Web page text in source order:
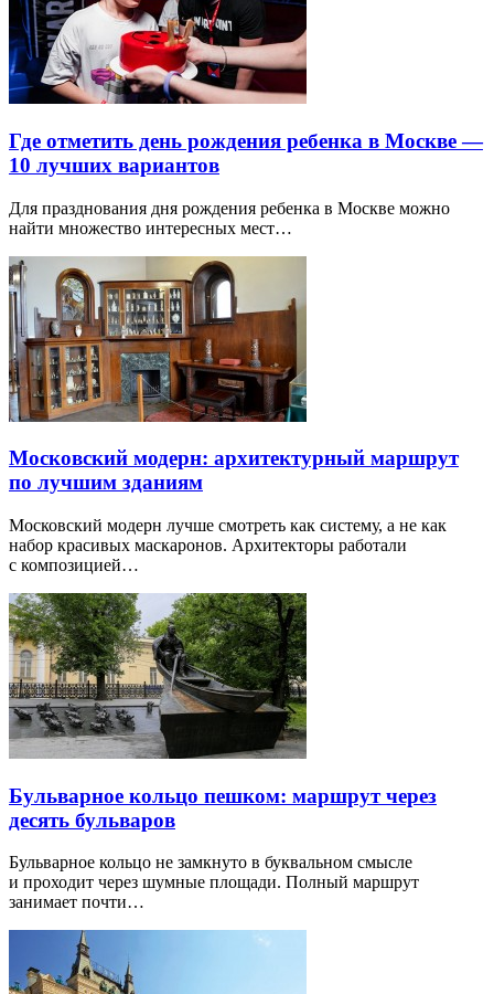
Где отметить день рождения ребенка в Москве —
10 лучших вариантов
Для празднования дня рождения ребенка в Москве можно
найти множество интересных мест…
Московский модерн: архитектурный маршрут
по лучшим зданиям
Московский модерн лучше смотреть как систему, а не как
набор красивых маскаронов. Архитекторы работали
с композицией…
Бульварное кольцо пешком: маршрут через
десять бульваров
Бульварное кольцо не замкнуто в буквальном смысле
и проходит через шумные площади. Полный маршрут
занимает почти…